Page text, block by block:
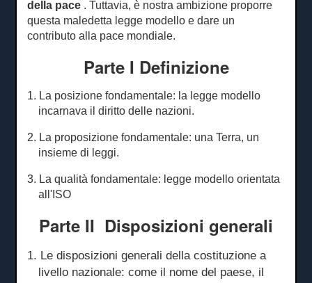
della pace .Tuttavia, è nostra ambizione proporre
questa maledetta legge modello e dare un
contributo alla pace mondiale.
Parte I Definizione
1. La posizione fondamentale: la legge modello
incarnava il diritto delle nazioni.
2. La proposizione fondamentale: una Terra, un
insieme di leggi.
3. La qualità fondamentale: legge modello orientata
all'ISO
Parte II Disposizioni generali
1. Le disposizioni generali della costituzione a
livello nazionale: come il nome del paese, il